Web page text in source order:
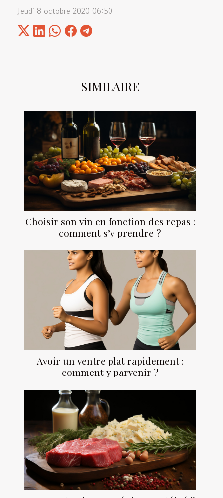
SIMILAIRE
Choisir son vin en fonction des repas :
comment s’y prendre ?
Avoir un ventre plat rapidement :
comment y parvenir ?
Jeudi 8 octobre 2020 06:50